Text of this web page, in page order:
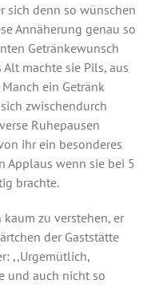
sich denn so wünschen
Annäherung genau so
Getränkewunsch
machte sie Pils, aus
Manch ein Getränk
zwischendurch
Ruhepausen
ihr ein besonderes
Applaus wenn sie bei 5
brachte.
kaum zu verstehen, er
der Gaststätte
,,Urgemütlich,
und auch nicht so